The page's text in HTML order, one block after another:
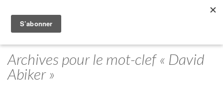
Archives pour le mot-clef « David
Abiker »